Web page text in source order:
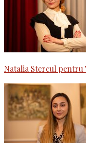
Natalia Stercul pentru